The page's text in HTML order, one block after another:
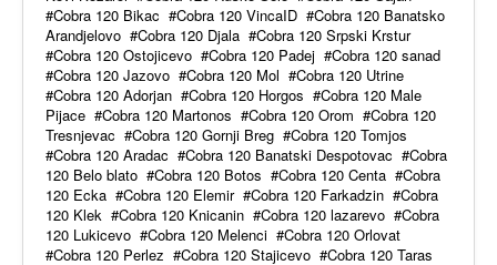
Cobra 120 Bikac
Cobra 120 VincaID
Cobra 120 Banatsko
Arandjelovo
Cobra 120 Djala
Cobra 120 Srpski Krstur
Cobra 120 Ostojicevo
Cobra 120 Padej
Cobra 120 sanad
Cobra 120 Jazovo
Cobra 120 Mol
Cobra 120 Utrine
Cobra 120 Adorjan
Cobra 120 Horgos
Cobra 120 Male
Pijace
Cobra 120 Martonos Cobra 120 Orom
Cobra 120
Tresnjevac
Cobra 120 Gornji Breg
Cobra 120 Tomjos
Cobra 120 Aradac
Cobra 120 Banatski Despotovac
Cobra
120 Belo blato
Cobra 120 Botos Cobra 120 Centa
Cobra
120 Ecka
Cobra 120 Elemir Cobra 120 Farkadzin
Cobra
120 Klek
Cobra 120 Knicanin Cobra 120 lazarevo
Cobra
120 Lukicevo
Cobra 120 Melenci
Cobra 120 Orlovat
Cobra 120 Perlez
Cobra 120 Stajicevo
Cobra 120 Taras